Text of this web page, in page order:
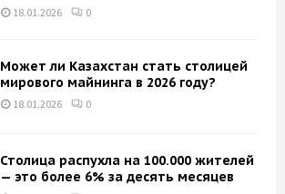
18.01.2026 0
Может ли Казахстан стать столицей
мирового майнинга в 2026 году?
18.01.2026 0
Столица распухла на 100.000 жителей
— это более 6% за десять месяцев